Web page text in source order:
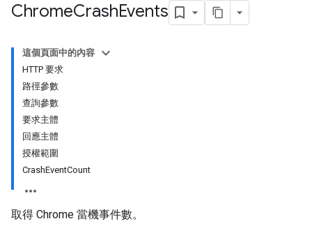
ChromeCrashEvents
這個頁面中的內容
HTTP 要求
路徑參數
查詢參數
要求主體
回應主體
授權範圍
CrashEventCount
取得 Chrome 當機事件數。